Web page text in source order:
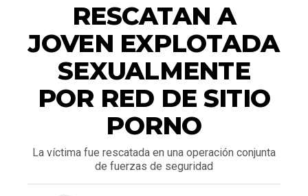
RESCATAN A
JOVEN EXPLOTADA
SEXUALMENTE
POR RED DE SITIO
PORNO
La víctima fue rescatada en una operación conjunta
de fuerzas de seguridad